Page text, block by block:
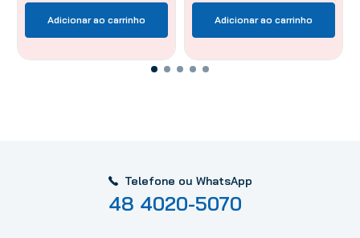
Adicionar ao carrinho Adicionar ao carrinho
Telefone ou WhatsApp
48 4020-5070